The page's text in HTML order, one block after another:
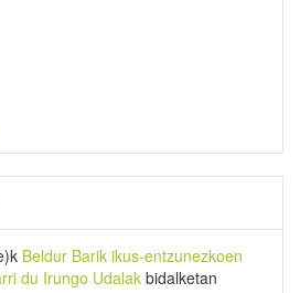
Beldur Barik ikus-entzunezkoen
du Irungo Udalak bidalketan